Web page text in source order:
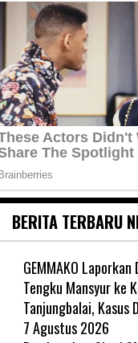
BERITA TERBARU
GEMMAKO Laporkan
Tengku Mansyur ke
Tanjungbalai, Kasus
7 Agustus 2026